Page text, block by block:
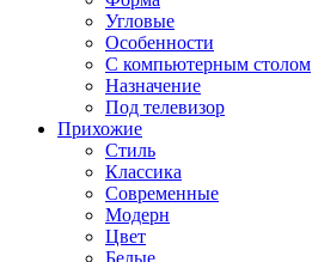
Угловые
Особенности
С компьютерным столом
Назначение
Под телевизор
Прихожие
Стиль
Классика
Современные
Модерн
Цвет
Белые